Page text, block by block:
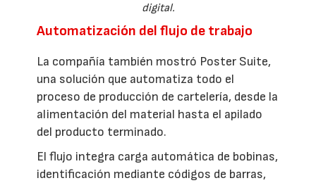
digital.
Automatización del flujo de trabajo
La compañía también mostró Poster Suite,
una solución que automatiza todo el
proceso de producción de cartelería, desde la
alimentación del material hasta el apilado
del producto terminado.
El flujo integra carga automática de bobinas,
identificación mediante códigos de barras,